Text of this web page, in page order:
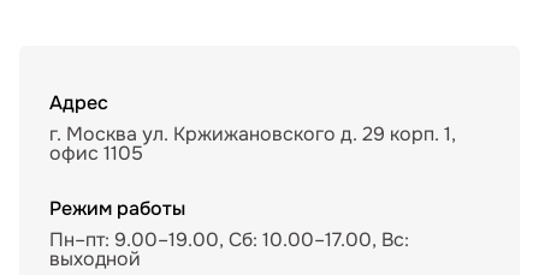
Адрес
г. Москва ул. Кржижановского д. 29 корп. 1,
офис 1105
Режим работы
Пн–пт: 9.00–19.00, Сб: 10.00–17.00, Вс:
выходной